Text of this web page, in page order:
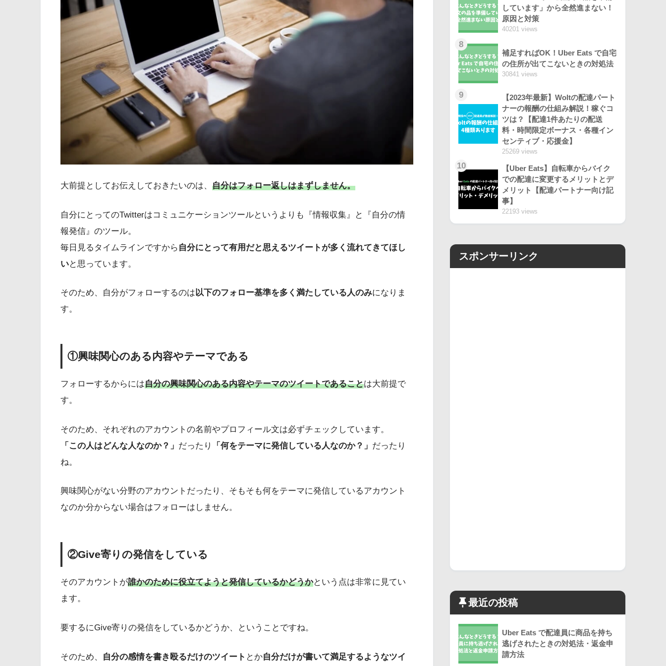
大前提としてお伝えしておきたいのは、 自分はフォロー返しはまずしません。
自分にとってのTwitterはコミュニケーションツールというよりも『情報収集』と『自分の情
報発信』のツール。
毎日見るタイムラインですから 自分にとって有用だと思えるツイートが多く流れてきてほし
いと思っています。
そのため、自分がフォローするのは以下のフォロー基準を多く満たしている人のみになりま
す。
①興味関心のある内容やテーマである
フォローするからには自分の興味関心のある内容やテーマのツイートであることは大前提で
す。
そのため、それぞれのアカウントの名前やプロフィール文は必ずチェックしています。
「この人はどんな人なのか？」 だったり 「何をテーマに発信している人なのか？」 だったり
ね。
興味関心がない分野のアカウントだったり、そもそも何をテーマに発信しているアカウント
なのか分からない場合はフォローはしません。
②Give寄りの発信をしている
そのアカウントが誰かのために役立てようと発信しているかどうかという点は非常に見てい
ます。
要するにGive寄りの発信をしているかどうか、ということですね。
そのため、 自分の感情を書き殴るだけのツイート とか自分だけが書いて満足するようなツイ
しています」から全然進まない！
原因と対策
40201 views
8
補足すればOK！Uber Eats で自宅
の住所が出てこないときの対処法
30841 views
9
【2023年最新】Woltの配達パート
ナーの報酬の仕組み解説！稼ぐコ
ツは？【配達1件あたりの配送
料・時間限定ボーナス・各種イン
センティブ・応援金】
25269 views
10
【Uber Eats】自転車からバイク
での配達に変更するメリットとデ
メリット【配達パートナー向け記
事】
22193 views
スポンサーリンク
最近の投稿
Uber Eats で配達員に商品を持ち
逃げされたときの対処法・返金申
請方法